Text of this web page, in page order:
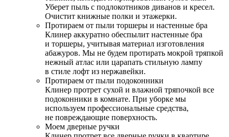
Уберет пыль с подлокотников диванов и кресел.
Очистит книжные полки и этажерки.
Протираем от пыли торшеры и настенные бра
Клинер аккуратно обеспылит настенные бра
и торшеры, учитывая материал изготовления
абажуров. Мы не будем протирать мокрой тряпкой
нежный атлас или царапать стильную лампу
в стиле лофт из нержавейки.
Протираем от пыли подоконники
Клинер протрет сухой и влажной тряпочкой все
подоконники в комнате. При уборке мы
используем профессиональные средства,
не повреждающие поверхность.
Моем дверные ручки